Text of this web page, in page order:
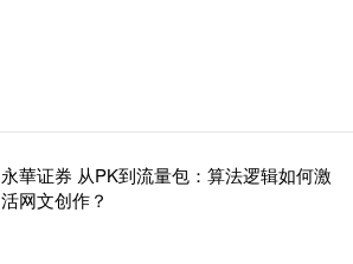
永華证券 从PK到流量包：算法逻辑如何激
活网文创作？